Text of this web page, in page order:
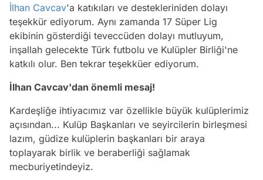
İlhan Cavcav'a katıkıları ve destekleriniden dolayı
teşekkür ediyorum. Aynı zamanda 17 Süper Lig
ekibinin gösterdiği teveccüden dolayı mutluyum,
inşallah gelecekte Türk futbolu ve Kulüpler Birliği'ne
katkılı olur. Ben tekrar teşekküer ediyorum.
İlhan Cavcav'dan önemli mesaj!
Kardeşliğe ihtiyacımız var özellikle büyük kulüplerimiz
açısından... Kulüp Başkanları ve seyircilerin birleşmesi
lazım, güdize kulüplerin başkanları bir araya
toplayarak birlik ve beraberliği sağlamak
mecburiyetindeyiz.